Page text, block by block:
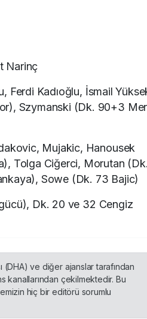
Narinç
Ferdi Kadıoğlu, İsmail
Szymanski (Dk. 90+3
Mujakic, Hanousek
Tolga Ciğerci, Morutan (Dk.
Sowe (Dk. 73 Bajic)
Dk. 20 ve 32 Cengiz
(DHA) ve diğer ajanslar tarafından
kanallarından çekilmektedir. Bu
hiç bir editörü sorumlu